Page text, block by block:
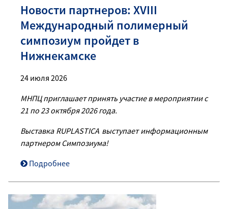
Новости партнеров: XVIII
Международный полимерный
симпозиум пройдет в
Нижнекамске
24 июля 2026
МНПЦ приглашает принять участие в мероприятии с
21 по 23 октября 2026 года.
Выставка RUPLASTICA выступает информационным
партнером Симпозиума!
Подробнее